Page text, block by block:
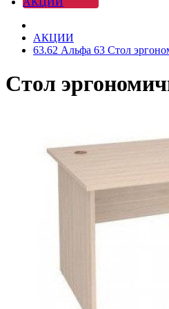
АКЦИИ
63.62 Альфа 63 Стол
Стол